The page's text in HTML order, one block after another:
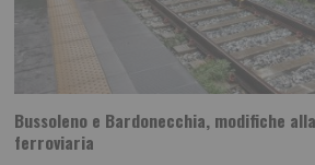
Bussoleno e Bardonecchia, modifiche
ferroviaria